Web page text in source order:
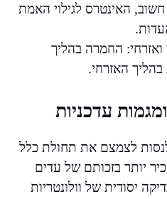
חשוב, האינטרס לגילוי האמת
ואזרחי: החמרה בהליך
האזרחי.
עדכניות
לצמצם את תחולת כלל
יותר בזכותם של עדים
יסודית של וולונטריות